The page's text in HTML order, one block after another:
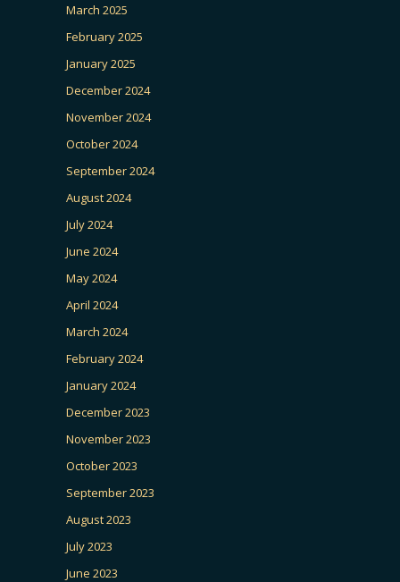
March 2025
February 2025
January 2025
December 2024
November 2024
October 2024
September 2024
August 2024
July 2024
June 2024
May 2024
April 2024
March 2024
February 2024
January 2024
December 2023
November 2023
October 2023
September 2023
August 2023
July 2023
June 2023